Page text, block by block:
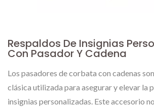
Respaldos De Insignias
Con Pasador Y Cadena
Los pasadores de corbata con cadenas
clásica utilizada para asegurar y elevar la
insignias personalizadas. Este accesorio